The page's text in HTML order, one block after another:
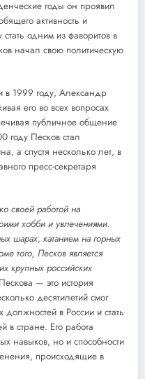
годы он проявил
активность и
одним из фаворитов в
начал свою политическую
в 1999 году, Александр
его во всех вопросах
публичное общение
году Песков стал
а спустя несколько лет, в
пресс-секретаря
своей работой на
хобби и увлечениями.
шарах, катанием на горных
того, Песков является
крупных российских
— это история
десятилетий смог
должностей в России и стать
стране. Его работа
навыков, но и способности
происходящие в